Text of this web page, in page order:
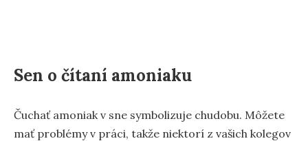
Sen o čítaní amoniaku
Čuchať amoniak v sne symbolizuje chudobu. Môžete
mať problémy v práci, takže niektorí z vašich kolegov